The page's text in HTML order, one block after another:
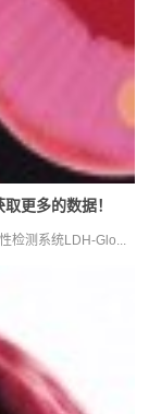
更多的数据！
检测系统LDH-Glo...